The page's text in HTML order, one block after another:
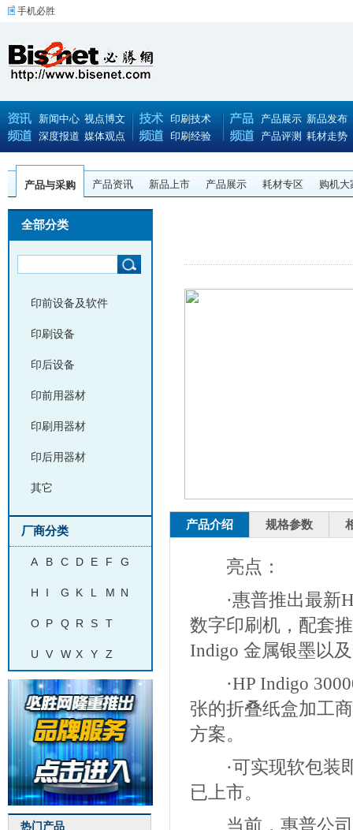
手机必胜
新闻中心 视点博文
深度报道 媒体观点
印刷技术
印刷经验
产品展示 新品发布
产品评测 耗材走势
产品与采购 产品资讯 新品上市 产品展示 耗材专区 购机大
全部分类
印前设备及软件
印刷设备
印后设备
印前用器材
印刷用器材
印后用器材
其它
厂商分类
A B C D E F G
H I G K L M N
O P Q R S T
U V W X Y Z
热门产品
产品介绍 规格参数
亮点：
·惠普推出最新
数字印刷机，配套
Indigo 金属银墨以
·HP Indigo
张的折叠纸盒加工
方案。
·可实现软包装即
已上市。
当前，惠普公司